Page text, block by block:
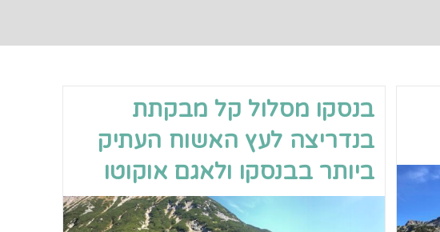
בנסקו מסלול קל מבקתת
בנדריצה לעץ האשוח העתיק
ביותר בבנסקו ולאגם אוקוטו